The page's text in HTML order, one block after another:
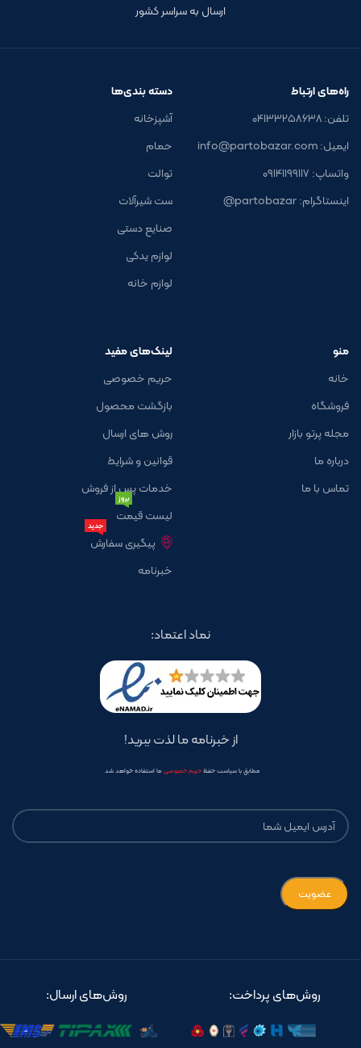
ارسال به سراسر کشور
راه‌های ارتباط
تلفن: ۰۴۱۳۳۲۵۸۶۳۸
ایمیل: info@partobazar.com
واتساپ: ۰۹۱۴۱۱۹۹۱۱۷
اینستاگرام: partobazar@
دسته بندی‌ها
آشپزخانه
حمام
توالت
ست شیرآلات
صنایع دستی
لوازم یدکی
لوازم خانه
منو
خانه
فروشگاه
مجله پرتو بازار
درباره ما
تماس با ما
لینک‌های مفید
حریم خصوصی
بازگشت محصول
روش های ارسال
قوانین و شرایط
خدمات پس از فروش
لیست قیمت
بروز
پیگیری سفارش
جدید
خبرنامه
نماد اعتماد:
از خبرنامه ما لذت ببرید!
مطابق با سیاست حفظحریم خصوصی ما استفاده خواهد شد
روش‌های پرداخت: روش‌های ارسال: